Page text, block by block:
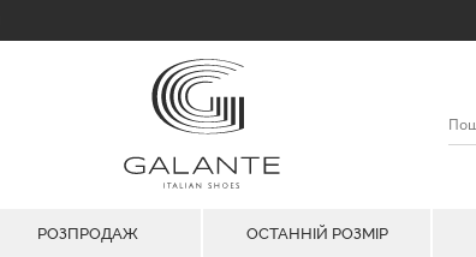
РОЗПРОДАЖ ОСТАННІЙ РОЗМІР